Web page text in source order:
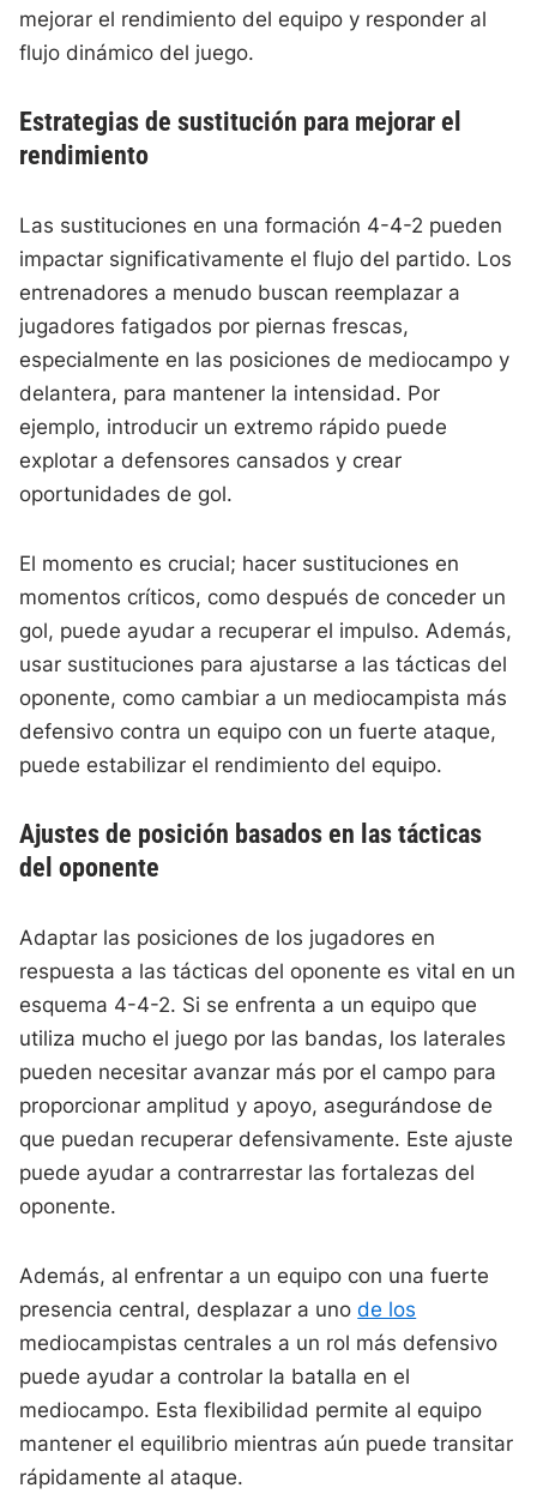
mejorar el rendimiento del equipo y responder al
flujo dinámico del juego.
Estrategias de sustitución para mejorar el
rendimiento
Las sustituciones en una formación 4-4-2 pueden
impactar significativamente el flujo del partido. Los
entrenadores a menudo buscan reemplazar a
jugadores fatigados por piernas frescas,
especialmente en las posiciones de mediocampo y
delantera, para mantener la intensidad. Por
ejemplo, introducir un extremo rápido puede
explotar a defensores cansados y crear
oportunidades de gol.
El momento es crucial; hacer sustituciones en
momentos críticos, como después de conceder un
gol, puede ayudar a recuperar el impulso. Además,
usar sustituciones para ajustarse a las tácticas del
oponente, como cambiar a un mediocampista más
defensivo contra un equipo con un fuerte ataque,
puede estabilizar el rendimiento del equipo.
Ajustes de posición basados en las tácticas
del oponente
Adaptar las posiciones de los jugadores en
respuesta a las tácticas del oponente es vital en un
esquema 4-4-2. Si se enfrenta a un equipo que
utiliza mucho el juego por las bandas, los laterales
pueden necesitar avanzar más por el campo para
proporcionar amplitud y apoyo, asegurándose de
que puedan recuperar defensivamente. Este ajuste
puede ayudar a contrarrestar las fortalezas del
oponente.
Además, al enfrentar a un equipo con una fuerte
presencia central, desplazar a unode los
mediocampistas centrales a un rol más defensivo
puede ayudar a controlar la batalla en el
mediocampo. Esta flexibilidad permite al equipo
mantener el equilibrio mientras aún puede transitar
rápidamente al ataque.